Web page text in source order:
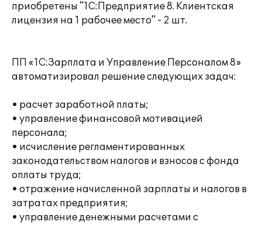
приобретены "1С:Предприятие 8. Клиентская
лицензия на 1 рабочее место" - 2 шт.
ПП «1С:Зарплата и Управление Персоналом 8»
автоматизировал решение следующих задач:
• расчет заработной платы;
• управление финансовой мотивацией
персонала;
• исчисление регламентированных
законодательством налогов и взносов с фонда
оплаты труда;
• отражение начисленной зарплаты и налогов в
затратах предприятия;
• управление денежными расчетами с